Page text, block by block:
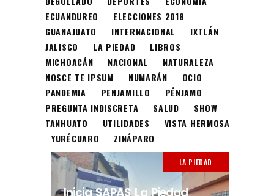
ECUANDUREO
ELECCIONES 2018
GUANAJUATO
INTERNACIONAL
IXTLÁN
JALISCO
LA PIEDAD
LIBROS
MICHOACÁN
NACIONAL
NATURALEZA
NOSCE TE IPSUM
NUMARÁN
OCIO
PANDEMIA
PENJAMILLO
PÉNJAMO
PREGUNTA INDISCRETA
SALUD
SHOW
TANHUATO
UTILIDADES
VISTA HERMOSA
YURÉCUARO
ZINÁPARO
LA PIEDAD
Inicia SAPAS La Piedad